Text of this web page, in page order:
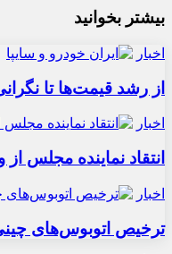
بیشتر بخوانید
اخبار
از رشد قیمت‌ها تا
اخبار
انتقاد نماینده مجلس
اخبار
ترخیص اتوبوس‌های